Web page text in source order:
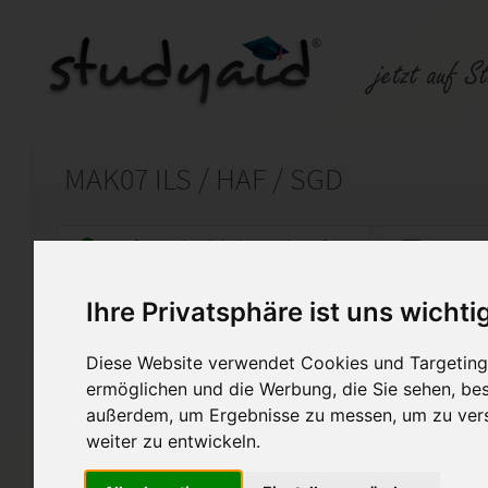
Ihre Privatsphäre ist uns
Diese Website verwendet Cookies und
ermöglichen und die Werbung, die Sie sehen,
außerdem, um Ergebnisse zu messen, um zu
weiter zu entwickeln.
MAK07 ILS / HAF / SGD
Auf StudyAid.de verkaufen
Startseite Technik und Informatik
Steuerungstechnik
Die Einsendeaufgabe zu
"MAK07 - XX1 - A08"
Bitte kopiere diese